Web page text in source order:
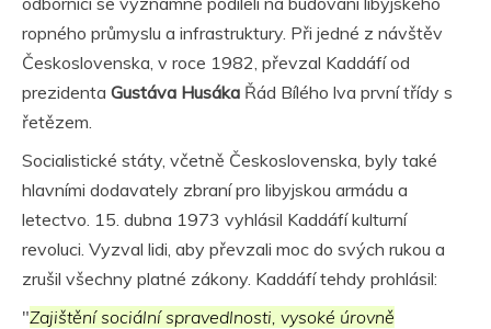
ropného průmyslu a infrastruktury. Při jedné z návštěv
Československa, v roce 1982, převzal Kaddáfí od
prezidenta Gustáva Husáka Řád Bílého lva první třídy s
řetězem.
Socialistické státy, včetně Československa, byly také
hlavními dodavately zbraní pro libyjskou armádu a
letectvo. 15. dubna 1973 vyhlásil Kaddáfí kulturní
revoluci. Vyzval lidi, aby převzali moc do svých rukou a
zrušil všechny platné zákony. Kaddáfí tehdy prohlásil:
"Zajištění sociální spravedlnosti, vysoké úrovně